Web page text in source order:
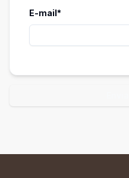
E-mail*